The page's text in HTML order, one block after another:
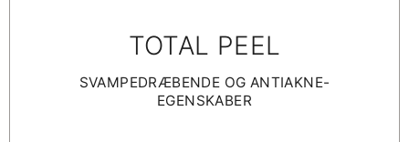
TOTAL PEEL
SVAMPEDRÆBENDE OG ANTIAKNE-
EGENSKABER